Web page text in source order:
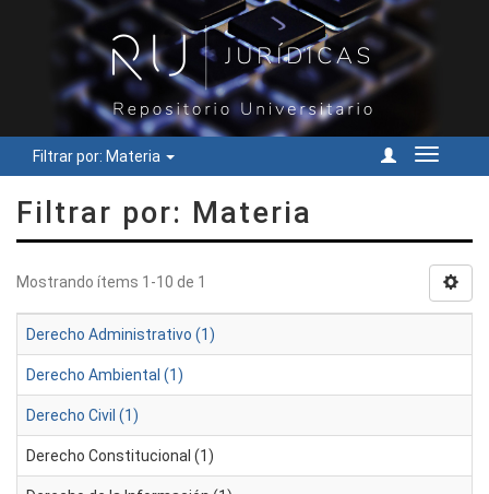
Filtrar por: Materia
Cambiar
Filtrar por: Materia
Mostrando ítems 1-10 de 1
Derecho Administrativo (1)
Derecho Ambiental (1)
Derecho Civil (1)
Derecho Constitucional (1)